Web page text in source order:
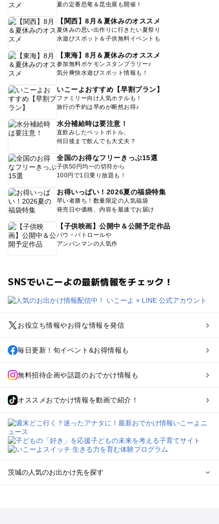
夏の定番恐竜＆昆虫展も開催！
【関西】8月＆夏休みのオススメ
夏休みの思い出作りに行きたい夏祭り
水遊びスポット＆子供無料イベントも
【東海】8月＆夏休みのオススメ
参加無料ポケモンスタンプラリー♪
気分爽快水遊びスポット情報も！
いこーよおすすめ【早割プラン】
ファミリー向け人気ホテルも！
旅行の予約は早めが断然お得♪
水分補給時は要注意！
直飲みしたペットボトル、
何日後まで飲んでも大丈夫？
全国のお得なフリーきっぷ15選
子供50円均一の切符から
100円で1日乗り放題も！
お得いっぱい！2026夏の福袋特集
早い者勝ち！数量限定の人気福袋
発売日や価格、内容を最速でお届け
【子供映画】公開中＆公開予定作品
パウ・パトロールや
アンパンマンの人気作
SNSでいこーよの最新情報をチェック！
お役立ち情報やお得な情報を発信
毎日更新！旬イベント&お得情報も
無料招待企画や話題のおでかけ情報も
オススメおでかけ情報を動画で紹介！
茨城の人気のお出かけ先を探す